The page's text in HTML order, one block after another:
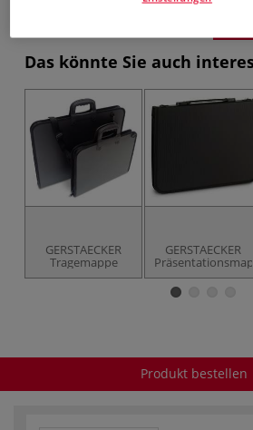
Das könnte Sie auch
GERSTAECKER
Tragemappe
GERSTAECKER
Produkt bestellen